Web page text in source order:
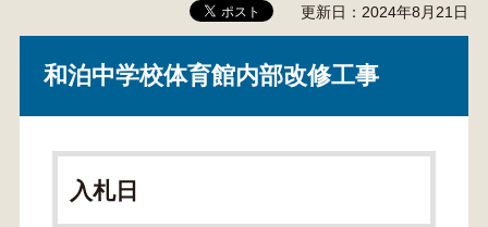
更新日：2024年8月21日
和泊中学校体育館内部改修工事
入札日